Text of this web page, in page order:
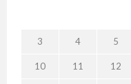
3 4 5
10 11 12